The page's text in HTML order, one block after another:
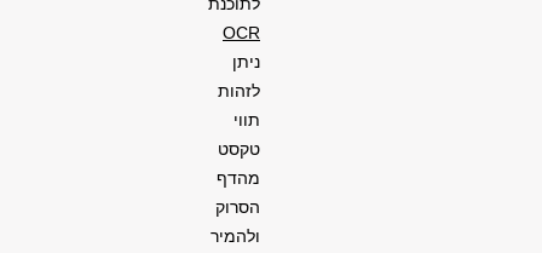
OCR
ניתן
לזהות
תווי
טקסט
מהדף
הסרוק
ולהמיר